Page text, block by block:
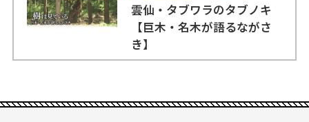
雲仙・タブワラのタブノキ
【巨木・名木が語るながさ
き】